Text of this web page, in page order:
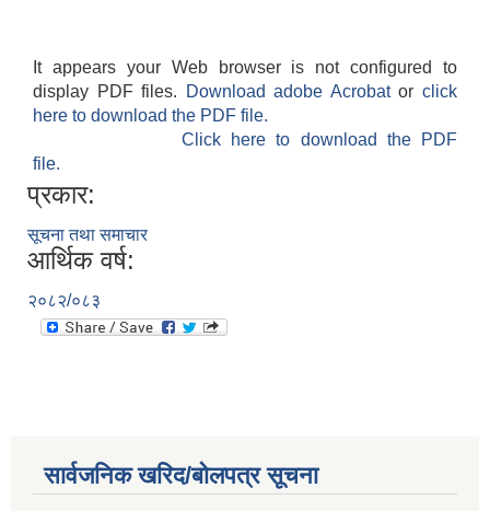
It appears your Web browser is not configured to
display PDF files.
Download adobe Acrobatorclick
here to download the PDF file.
Click here to download the PDF
file.
प्रकार:
सूचना तथा समाचार
आर्थिक वर्ष:
२०८२/०८३
सार्वजनिक खरिद/बोलपत्र सूचना